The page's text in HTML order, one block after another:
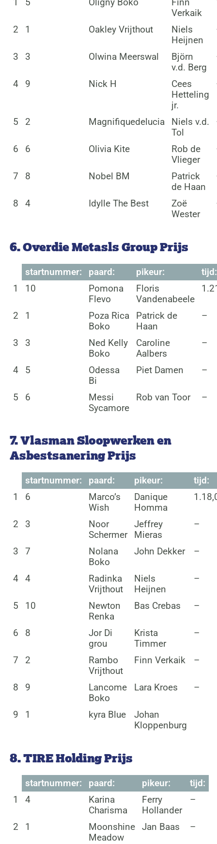
Verkaik
2 1 Oakley Vrijthout
Niels
Heijnen
3 3 Olwina Meerswal
Björn
v.d. Berg
4 9 Nick H
Cees
Hetteling
jr.
5 2 Magnifiquedelucia
Niels v.d.
Tol
6 6 Olivia Kite
Rob de
Vlieger
7 8 Nobel BM
Patrick
de Haan
8 4 Idylle The Best
Zoë
Wester
6. Overdie Metasls Group Prijs
startnummer: paard: pikeur:
tijd:
1
10
Pomona
Flevo
Floris
Vandenabeele
2 1
Poza Rica
Boko
Patrick de
Haan
–
3 3
Ned Kelly
Boko
Caroline
Aalbers
–
4 5
Odessa
Bi
Piet Damen –
5 6
Messi
Sycamore
Rob van Toor –
7. Vlasman Sloopwerken en
Asbestsanering Prijs
startnummer: paard: pikeur:
tijd:
1
6
Marco’s
Wish
Danique
Homma
2 3
Noor
Schermer
Jeffrey
Mieras
–
3 7
Nolana
Boko
John Dekker –
4 4
Radinka
Vrijthout
Niels
Heijnen
–
5 10
Newton
Renka
Bas Crebas –
6 8
Jor Di
grou
Krista
Timmer
–
7 2
Rambo
Vrijthout
Finn Verkaik –
8 9
Lancome
Boko
Lara Kroes –
9 1 kyra Blue
Johan
Kloppenburg
8. TIRE Holding Prijs
startnummer: paard: pikeur:
tijd:
1
4
Karina
Charisma
Ferry
Hollander
–
2 1
Moonshine
Meadow
Jan Baas –